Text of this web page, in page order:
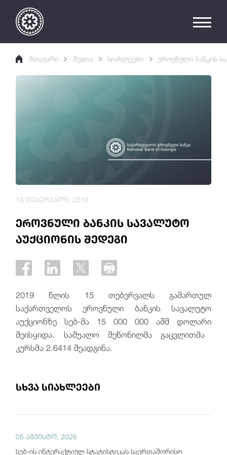
მთავარი მედია სიახლეები ეროვნული ბანკის
ეროვნული ბანკის სავალუტო
აუქციონის შედეგი
15 თებერვალი, 2019
2019 წლის 15 თებერვალს გამართულ
საქართველოს ეროვნული ბანკის სავალუტო
აუქციონზე სებ-მა 15 000 000 აშშ დოლარი
შეისყიდა.
საშუალო შეწონილმა გაცვლითმა
კურსმა 2.6414 შეადგინა.
სხვა სიახლეები
05 აგვისტო, 2026
სებ-ის ინტერაქტიულ სტატისტიკას საერთაშორისო